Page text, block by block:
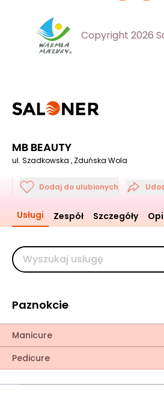
Copyright 2026
MB BEAUTY
ul. Szadkowska , Zduńska Wola
Dodaj do ulubionych
Usługi Zespół Szczegóły
Paznokcie
Manicure
Pedicure